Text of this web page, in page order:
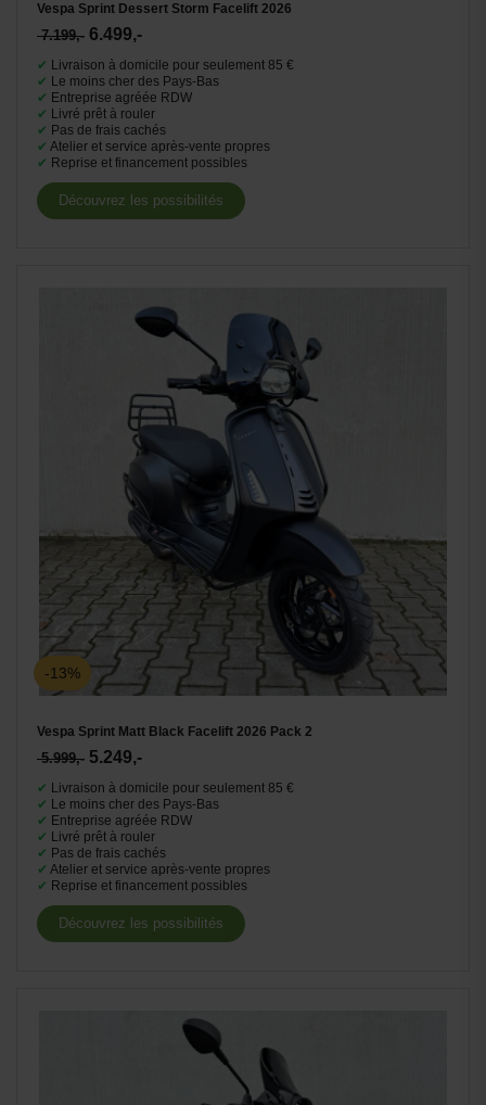
Vespa Sprint Dessert Storm Facelift 2026
7.199,- 6.499,-
✔ Livraison à domicile pour seulement 85 €
✔ Le moins cher des Pays-Bas
✔ Entreprise agréée RDW
✔ Livré prêt à rouler
✔ Pas de frais cachés
✔ Atelier et service après-vente propres
✔ Reprise et financement possibles
Découvrez les possibilités
-13%
Vespa Sprint Matt Black Facelift 2026 Pack 2
5.999,- 5.249,-
✔ Livraison à domicile pour seulement 85 €
✔ Le moins cher des Pays-Bas
✔ Entreprise agréée RDW
✔ Livré prêt à rouler
✔ Pas de frais cachés
✔ Atelier et service après-vente propres
✔ Reprise et financement possibles
Découvrez les possibilités